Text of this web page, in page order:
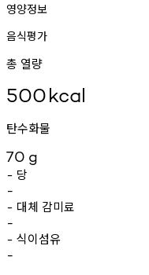
영양정보
음식평가
총 열량
500kcal
탄수화물
70 g
- 당
-
- 대체 감미료
-
- 식이섬유
-